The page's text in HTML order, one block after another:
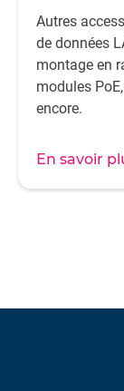
Autres
de données
montage en
modules
encore.
En savoir